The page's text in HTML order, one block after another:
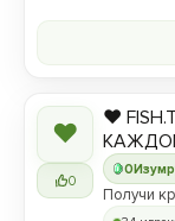
❤
0
0
❤️
Получи